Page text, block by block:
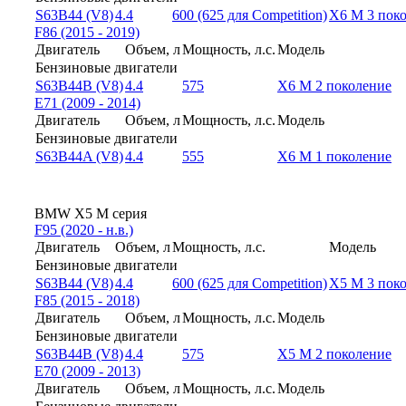
S63B44 (V8)4.4 600 (625 для Competition)X6 M 3
F86 (2015 - 2019)
Двигатель
Объем, лМощность, л.с.Модель
Бензиновые двигатели
S63B44B (V8)4.4 575
X6 M 2 поколение
E71 (2009 - 2014)
Двигатель
Объем, лМощность, л.с.Модель
Бензиновые двигатели
S63B44A (V8)4.4 555 X6 M 1 поколение
BMW X5 M серия
F95 (2020 - н.в.)
Двигатель
Объем, лМощность, л.с.
Модель
Бензиновые двигатели
S63B44 (V8)4.4 600 (625 для Competition)X5 M 3
F85 (2015 - 2018)
Двигатель
Объем, лМощность, л.с.Модель
Бензиновые двигатели
S63B44B (V8)4.4 575
X5 M 2 поколение
E70 (2009 - 2013)
Двигатель
Объем, лМощность, л.с.Модель